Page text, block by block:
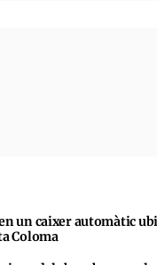
un caixer automàtic
Coloma